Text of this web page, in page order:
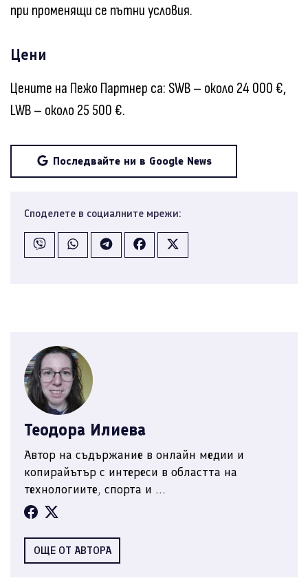
при променящи се пътни условия.
Цени
Цените на Пежо Партнер са: SWB – около 24 000 €,
LWB – около 25 500 €.
Последвайте ни в Google News
Споделете в социалните мрежи:
Теодора Илиева
Автор на съдържание в онлайн медии и
копирайътър с интереси в областта на
технологиите, спорта и ...
ОЩЕ ОТ АВТОРА